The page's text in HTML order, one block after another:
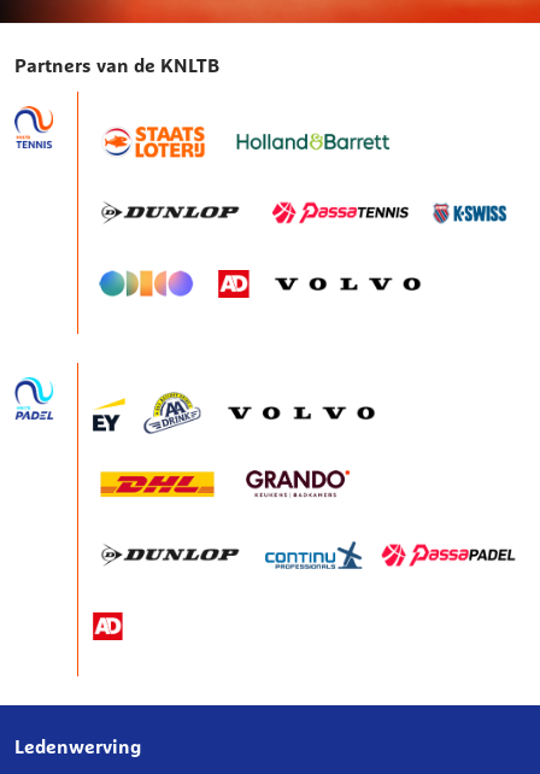
Partners van de KNLTB
Over
Ledenwerving